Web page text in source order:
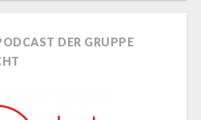
DER GRUPPE